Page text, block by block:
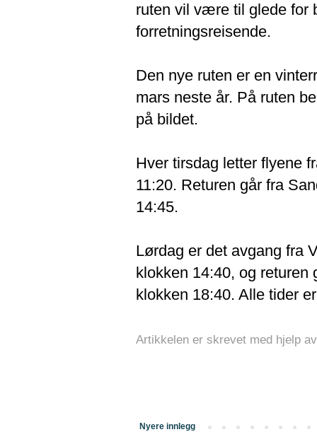
ruten vil være til glede for
forretningsreisende.
Den nye ruten er en
mars neste år. På ruten
på bildet.
Hver tirsdag letter flyene
11:20. Returen går fra
14:45.
Lørdag er det avgang fra
klokken 14:40, og returen
klokken 18:40. Alle tider
Artikkelen er skrevet med hjelp
Nyere innlegg